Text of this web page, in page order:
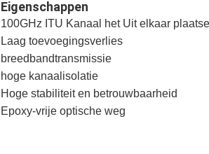
Eigenschappen
100GHz ITU Kanaal het Uit elkaar
Laag toevoegingsverlies
breedbandtransmissie
hoge kanaalisolatie
Hoge stabiliteit en betrouwbaarheid
Epoxy-vrije optische weg